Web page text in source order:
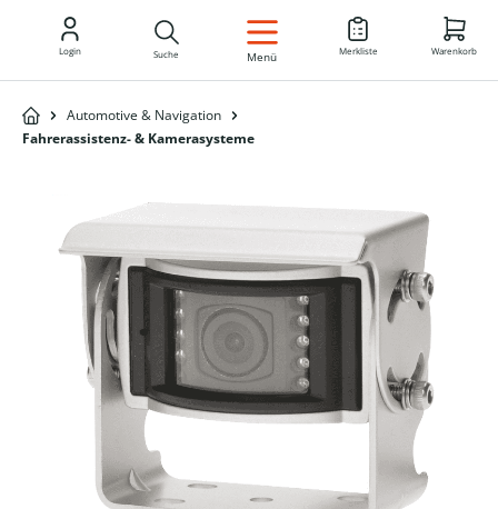
DE
Login Suche Menü Merkliste Warenkorb
Automotive & Navigation
Fahrerassistenz- & Kamerasysteme